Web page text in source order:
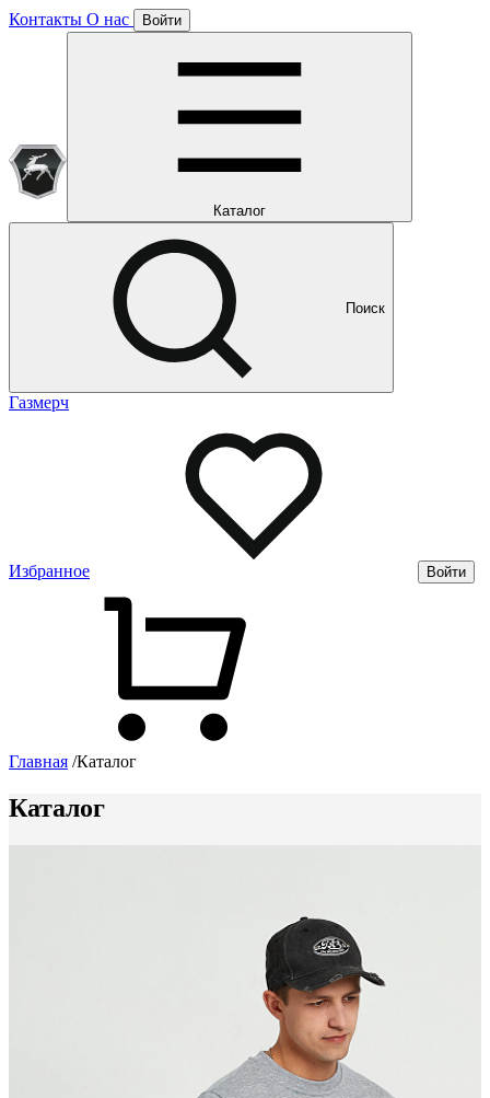
Контакты О нас Войти
Каталог
Поиск
Газмерч
Избранное Войти
Главная /Каталог
Каталог
Отлично!
Подписка уже оформлена